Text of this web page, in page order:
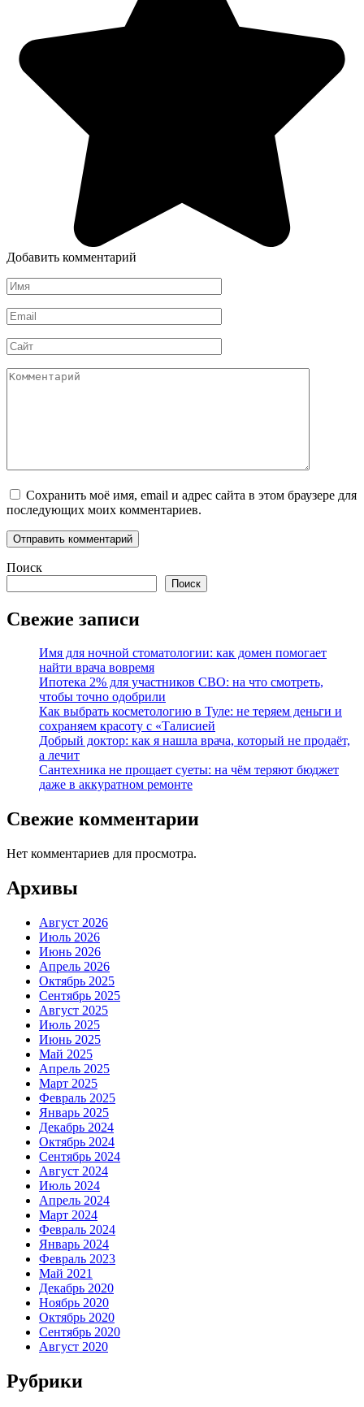
Добавить комментарий
Имя
*
Email
*
Сайт
Комментарий
Сохранить моё имя, email и адрес сайта в этом браузере для
последующих моих комментариев.
Поиск
Поиск
Свежие записи
Имя для ночной стоматологии: как домен помогает
найти врача вовремя
Ипотека 2% для участников СВО: на что смотреть,
чтобы точно одобрили
Как выбрать косметологию в Туле: не теряем деньги и
сохраняем красоту с «Талисией
Добрый доктор: как я нашла врача, который не продаёт,
а лечит
Сантехника не прощает суеты: на чём теряют бюджет
даже в аккуратном ремонте
Свежие комментарии
Нет комментариев для просмотра.
Архивы
Август 2026
Июль 2026
Июнь 2026
Апрель 2026
Октябрь 2025
Сентябрь 2025
Август 2025
Июль 2025
Июнь 2025
Май 2025
Апрель 2025
Март 2025
Февраль 2025
Январь 2025
Декабрь 2024
Октябрь 2024
Сентябрь 2024
Август 2024
Июль 2024
Апрель 2024
Март 2024
Февраль 2024
Январь 2024
Февраль 2023
Май 2021
Декабрь 2020
Ноябрь 2020
Октябрь 2020
Сентябрь 2020
Август 2020
Рубрики